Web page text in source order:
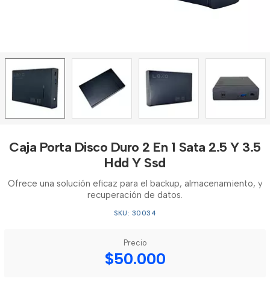
Caja Porta Disco Duro 2 En 1 Sata 2.5 Y 3.5
Hdd Y Ssd
Ofrece una solución eficaz para el backup, almacenamiento, y
recuperación de datos.
SKU: 30034
Precio
$50.000